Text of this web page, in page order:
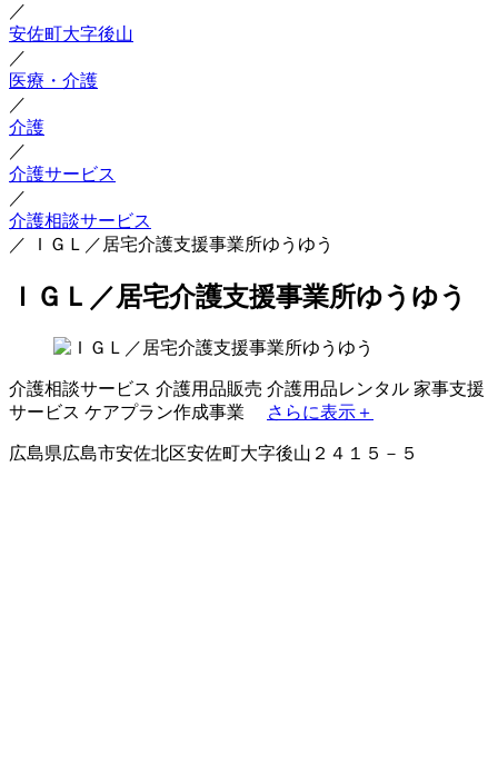
／
安佐町大字後山
／
医療・介護
／
介護
／
介護サービス
／
介護相談サービス
／
ＩＧＬ／居宅介護支援事業所ゆうゆう
ＩＧＬ／居宅介護支援事業所ゆうゆう
介護相談サービス 介護用品販売 介護用品レンタル 家事支援
サービス ケアプラン作成事業 さらに表示＋
広島県広島市安佐北区安佐町大字後山２４１５－５